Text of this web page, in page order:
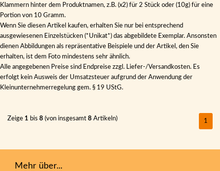
Klammern hinter dem Produktnamen, z.B. (x2) für 2 Stück oder (10g) für eine
Portion von 10 Gramm.
Wenn Sie diesen Artikel kaufen, erhalten Sie nur bei entsprechend
ausgewiesenen Einzelstücken (*Unikat*) das abgebildete Exemplar. Ansonsten
dienen Abbildungen als repräsentative Beispiele und der Artikel, den Sie
erhalten, ist dem Foto mindestens sehr ähnlich.
Alle angegebenen Preise sind Endpreise zzgl. Liefer-/Versandkosten. Es
erfolgt kein Ausweis der Umsatzsteuer aufgrund der Anwendung der
Kleinunternehmerregelung gem. § 19 UStG.
Zeige 1 bis 8 (von insgesamt 8 Artikeln) 1
Mehr über...